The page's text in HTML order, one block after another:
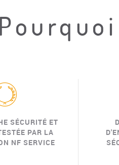
SÉCURITÉ ET
PAR LA
NF SERVICE